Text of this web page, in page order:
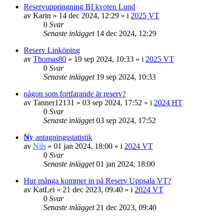
Reservuppringning BI kvoten Lund
av Karin » 14 dec 2024, 12:29 » i 2025 VT
0 Svar
Senaste inlägget 14 dec 2024, 12:29
Reserv Linköping
av Thomas80 » 19 sep 2024, 10:33 » i 2025 VT
0 Svar
Senaste inlägget 19 sep 2024, 10:33
någon som fortfarande är reserv?
av Tanner12131 » 03 sep 2024, 17:52 » i 2024 HT
0 Svar
Senaste inlägget03 sep 2024, 17:52
Ny antagningsstatistik
av Nils » 01 jan 2024, 18:00 » i 2024 VT
0 Svar
Senaste inlägget01 jan 2024, 18:00
Hur många kommer in på Reserv Uppsala VT?
av KatLei » 21 dec 2023, 09:40 » i 2024 VT
0 Svar
Senaste inlägget 21 dec 2023, 09:40